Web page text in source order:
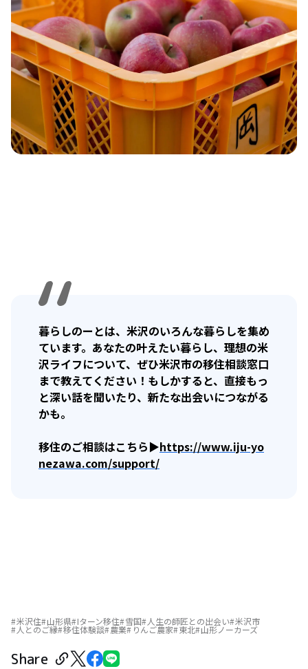
暮らしのーとは、米沢のいろんな暮らしを集め
ています。あなたの叶えたい暮らし、理想の米
沢ライフについて、ぜひ米沢市の移住相談窓口
まで教えてください！もしかすると、直接もっ
と深い話を聞いたり、新たな出会いにつながる
かも。
移住のご相談はこちら▶https://www.iju-yo
nezawa.com/support/
米沢住 山形県 Iターン移住 雪国 人生の師匠との出会い 米沢市
人とのご縁 移住体験談 農業 りんご農家 東北 山形ノーカーズ
Share